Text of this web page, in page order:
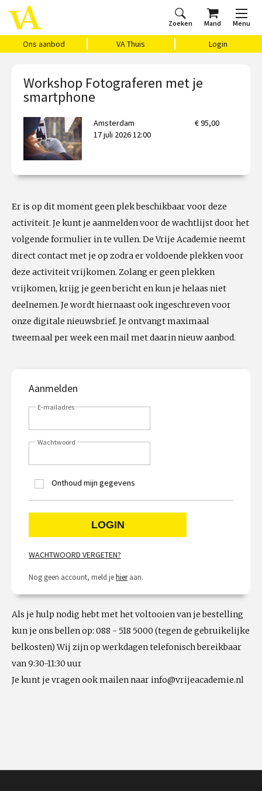
Zoeken Mand Menu
Ons aanbod VA Thuis Login
Home
Ons aanbod
Agenda
VAthuis
Over ons
Vragen?
Cadeaubon
Workshop Fotograferen met je
smartphone
Amsterdam
17 juli 2026 12:00
€ 95,00
Er is op dit moment geen plek beschikbaar voor deze
activiteit. Je kunt je aanmelden voor de wachtlijst door het
volgende formulier in te vullen. De Vrije Academie neemt
direct contact met je op zodra er voldoende plekken voor
deze activiteit vrijkomen. Zolang er geen plekken
vrijkomen, krijg je geen bericht en kun je helaas niet
deelnemen. Je wordt hiernaast ook ingeschreven voor
onze digitale nieuwsbrief. Je ontvangt maximaal
tweemaal per week een mail met daarin nieuw aanbod.
Aanmelden
E-mailadres
Wachtwoord
Onthoud mijn gegevens
WACHTWOORD VERGETEN?
Nog geen account, meld jehieraan.
Als je hulp nodig hebt met het voltooien van je bestelling
kun je ons bellen op: 088 - 518 5000 (tegen de gebruikelijke
belkosten) Wij zijn op werkdagen telefonisch bereikbaar
van 9:30-11:30 uur
Je kunt je vragen ook mailen naar info@vrijeacademie.nl